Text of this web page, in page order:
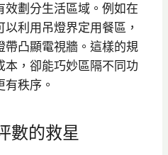
劃分生活區域。例如在
利用吊燈界定用餐區，
帶凸顯電視牆。這樣的規
，卻能巧妙區隔不同功
秩序。
數的救星